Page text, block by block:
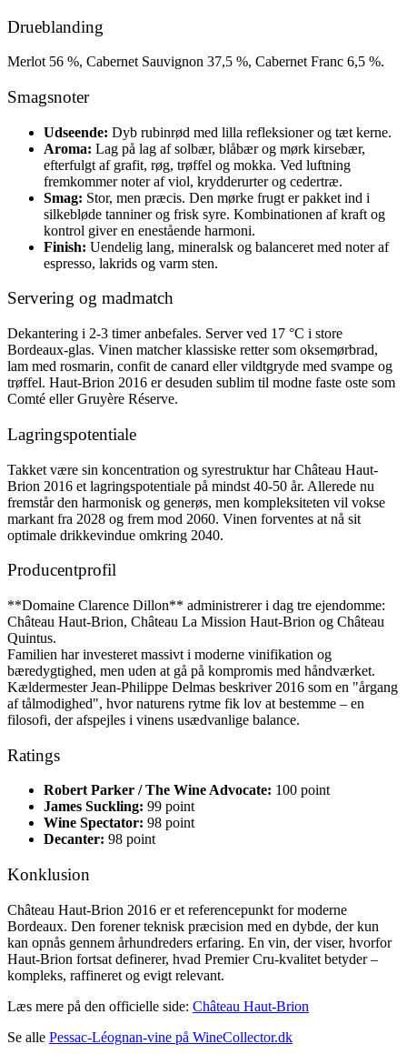
Drueblanding
Merlot 56 %, Cabernet Sauvignon 37,5 %, Cabernet Franc 6,5 %.
Smagsnoter
Udseende: Dyb rubinrød med lilla refleksioner og tæt kerne.
Aroma: Lag på lag af solbær, blåbær og mørk kirsebær,
efterfulgt af grafit, røg, trøffel og mokka. Ved luftning
fremkommer noter af viol, krydderurter og cedertræ.
Smag: Stor, men præcis. Den mørke frugt er pakket ind i
silkebløde tanniner og frisk syre. Kombinationen af kraft og
kontrol giver en enestående harmoni.
Finish: Uendelig lang, mineralsk og balanceret med noter af
espresso, lakrids og varm sten.
Servering og madmatch
Dekantering i 2-3 timer anbefales. Server ved 17 °C i store
Bordeaux-glas. Vinen matcher klassiske retter som oksemørbrad,
lam med rosmarin, confit de canard eller vildtgryde med svampe og
trøffel. Haut-Brion 2016 er desuden sublim til modne faste oste som
Comté eller Gruyère Réserve.
Lagringspotentiale
Takket være sin koncentration og syrestruktur har Château Haut-
Brion 2016 et lagringspotentiale på mindst 40-50 år. Allerede nu
fremstår den harmonisk og generøs, men kompleksiteten vil vokse
markant fra 2028 og frem mod 2060. Vinen forventes at nå sit
optimale drikkevindue omkring 2040.
Producentprofil
**Domaine Clarence Dillon** administrerer i dag tre ejendomme:
Château Haut-Brion, Château La Mission Haut-Brion og Château
Quintus.
Familien har investeret massivt i moderne vinifikation og
bæredygtighed, men uden at gå på kompromis med håndværket.
Kældermester Jean-Philippe Delmas beskriver 2016 som en "årgang
af tålmodighed", hvor naturens rytme fik lov at bestemme – en
filosofi, der afspejles i vinens usædvanlige balance.
Ratings
Robert Parker / The Wine Advocate: 100 point
James Suckling: 99 point
Wine Spectator: 98 point
Decanter: 98 point
Konklusion
Château Haut-Brion 2016 er et referencepunkt for moderne
Bordeaux. Den forener teknisk præcision med en dybde, der kun
kan opnås gennem århundreders erfaring. En vin, der viser, hvorfor
Haut-Brion fortsat definerer, hvad Premier Cru-kvalitet betyder –
kompleks, raffineret og evigt relevant.
Læs mere på den officielle side: Château Haut-Brion
Se alle Pessac-Léognan-vine på WineCollector.dk